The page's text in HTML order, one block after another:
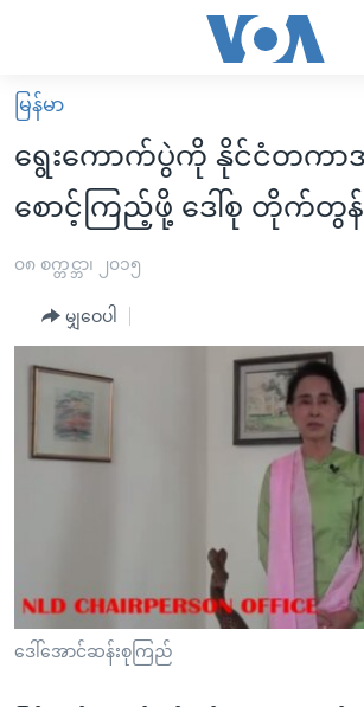
လွယ်ကူ
စေ
များ
အကြောင်းအရာ
စာမျက်နှာ
သို့
မူလစာမျက်နှာ
မြန်မာ
ကမ္ဘာ့သတင်းများ
အစ္စရေး-ပါလက်စတိုင်း
ရပ်ဝန်းတခု လမ်းတခု အလွန်
အင်္ဂလိပ်စာလေ့လာမယ်
အမေရိကန်သုံးအီဒီယံ
မကြေးမုံရဲ့ အင်္ဂလိပ်စာ
သုတပဒေသာ အင်္ဂလိပ်စာ
အပတ်စဉ်ကဏ္ဍများ
ရေဒီယို
ရေဒီယိုနှင့်ရုပ်သံ အချက်အလက်များ
ဗွီအိုအေ လူမှုကွန်ယက်များ
မြန်မာ
ရွေးကောက်ပွဲကို နိုင်ငံတကာ
စောင့်ကြည့်ဖို့ ဒေါ်စု တိုက်တွန်
၀၈ စက္တင္ဘာ၊ ၂၀၁၅
မျှဝေပါ
ဒေါ်အောင်ဆန်းစုကြည်